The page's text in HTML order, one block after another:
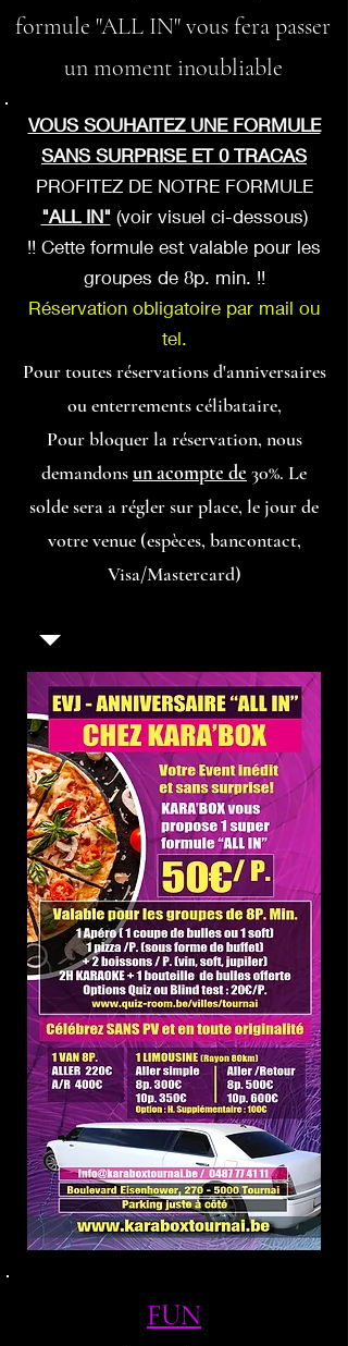
formule "ALL IN" vous fera passer
un moment inoubliable
VOUS SOUHAITEZ UNE FORMULE
SANS SURPRISE ET 0 TRACAS
PROFITEZ DE NOTRE FORMULE
"ALL IN" (voir visuel ci-dessous)
!! Cette formule est valable pour les
groupes de 8p. min. !!
Réservation obligatoire par mail ou
tel.
Pour toutes réservations d'anniversaires
ou enterrements célibataire,
Pour bloquer la réservation, nous
demandonsun acompte de 30%. Le
solde sera a régler sur place, le jour de
votre venue (espèces, bancontact,
Visa/Mastercard)
FUN